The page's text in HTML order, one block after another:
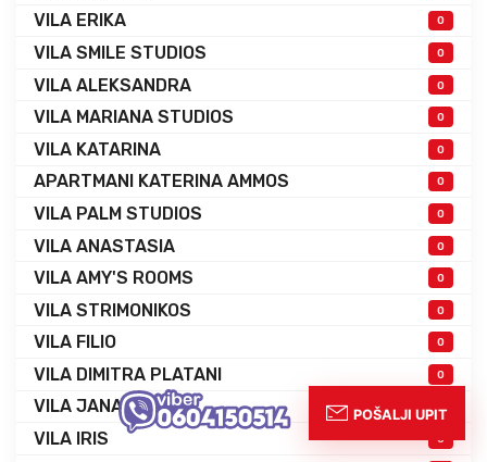
VILA ERIKA 0
VILA SMILE STUDIOS 0
VILA ALEKSANDRA 0
VILA MARIANA STUDIOS 0
VILA KATARINA 0
APARTMANI KATERINA AMMOS 0
VILA PALM STUDIOS 0
VILA ANASTASIA 0
VILA AMY'S ROOMS 0
VILA STRIMONIKOS 0
VILA FILIO 0
VILA DIMITRA PLATANI 0
VILA JANA 0
VILA IRIS 0